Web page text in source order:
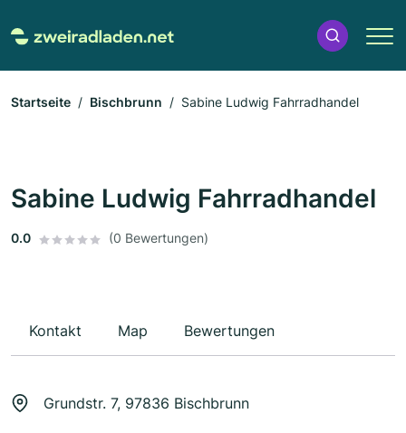
Startseite Bischbrunn Sabine Ludwig Fahrradhandel
Sabine Ludwig Fahrradhandel
0.0 (0 Bewertungen)
Kontakt Map Bewertungen
Grundstr. 7, 97836 Bischbrunn